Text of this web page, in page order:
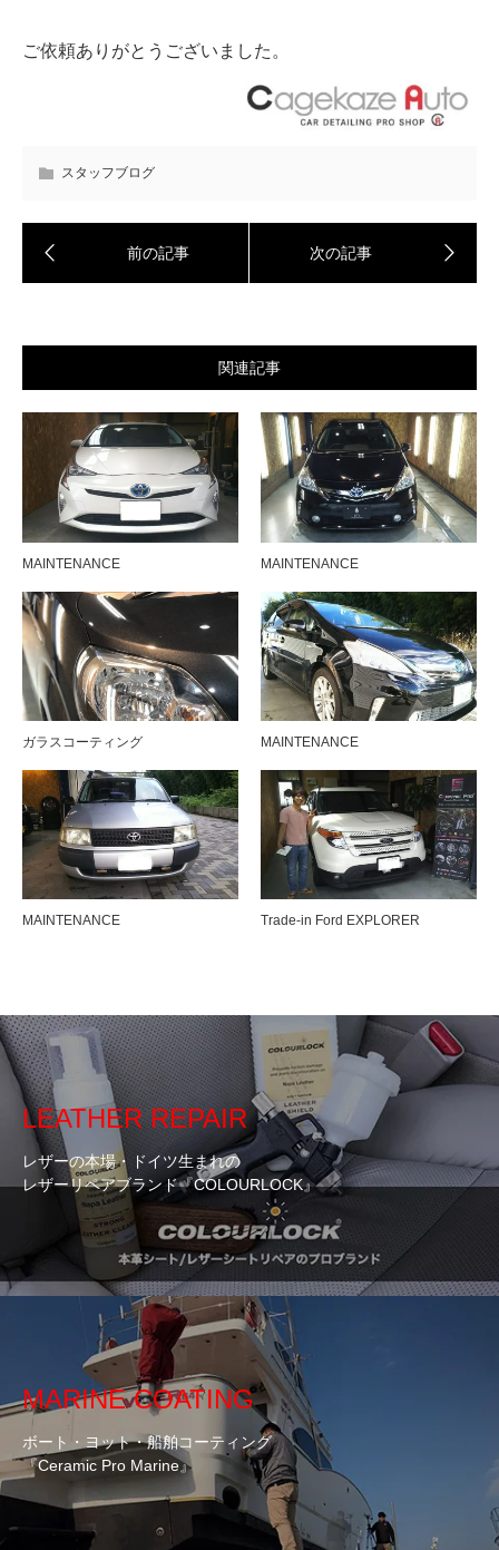
ご依頼ありがとうございました。
スタッフブログ
関連記事
MAINTENANCE MAINTENANCE
ガラスコーティング MAINTENANCE
MAINTENANCE Trade-in Ford EXPLORER
LEATHER REPAIR
レザーの本場・ドイツ生まれの
レザーリペアブランド『COLOURLOCK』
MARINE COATING
ボート・ヨット・船舶コーティング
『Ceramic Pro Marine』